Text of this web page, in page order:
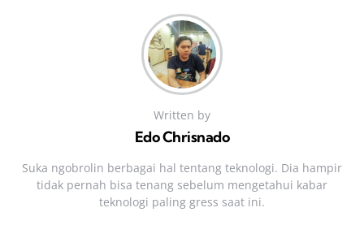
Written by
Edo Chrisnado
Suka ngobrolin berbagai hal tentang teknologi. Dia hampir
tidak pernah bisa tenang sebelum mengetahui kabar
teknologi paling gress saat ini.